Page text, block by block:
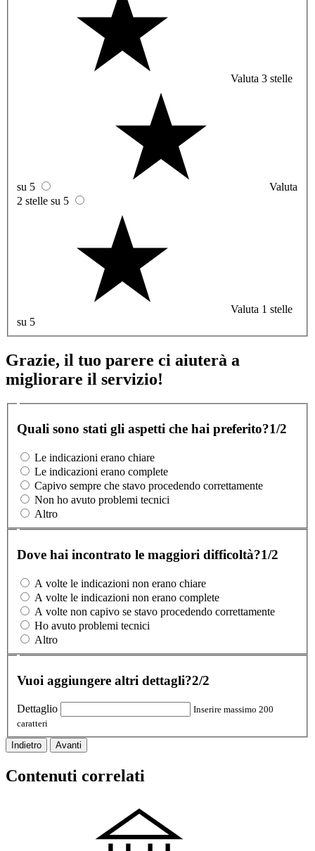
Valuta 3 stelle
su 5
Valuta
2 stelle su 5
Valuta 1 stelle
su 5
Grazie, il tuo parere ci aiuterà a
migliorare il servizio!
Quali sono stati gli aspetti che hai preferito?1/2
Le indicazioni erano chiare
Le indicazioni erano complete
Capivo sempre che stavo procedendo correttamente
Non ho avuto problemi tecnici
Altro
Dove hai incontrato le maggiori difficoltà?1/2
A volte le indicazioni non erano chiare
A volte le indicazioni non erano complete
A volte non capivo se stavo procedendo correttamente
Ho avuto problemi tecnici
Altro
Vuoi aggiungere altri dettagli?2/2
Dettaglio
Inserire massimo 200
caratteri
Indietro Avanti
Contenuti correlati